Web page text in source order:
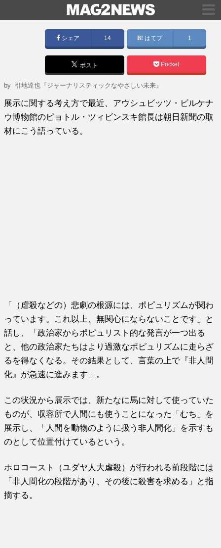
シェア 14 はてブ 1
ポスト Pocket
by 引地達也『ジャーナリスティックなやさしい未来』
展示に関する考え方で最近、アウシュビッツ・ビルケナ
ウ博物館のピョトル・ツィビンスキ館長は朝日新聞の取
材にこう語っている。
「（虐殺などの）悲劇の根源には、ポピュリズムが関わ
っています。これ以上、無関心にならないことです」と
話し、「政治家からポピュリスト的な発言が一つ出る
と、他の政治家たちはより過激なポピュリズムに走らざ
るを得なくなる。その結果として、言葉の上で『非人間
化』が急速に進みます」。
この状況から展示では、新たなに馬に対して使っていた
ものが、収容所で人間にも使うことになった「むち」を
展示し、「人間を動物のように扱う非人間化」を示すも
のとして位置付けているという。
ホロコースト（ユダヤ人大虐殺）が行われる前段階には
「非人間化の段階があり、その後に殺害を求める」と指
摘する。